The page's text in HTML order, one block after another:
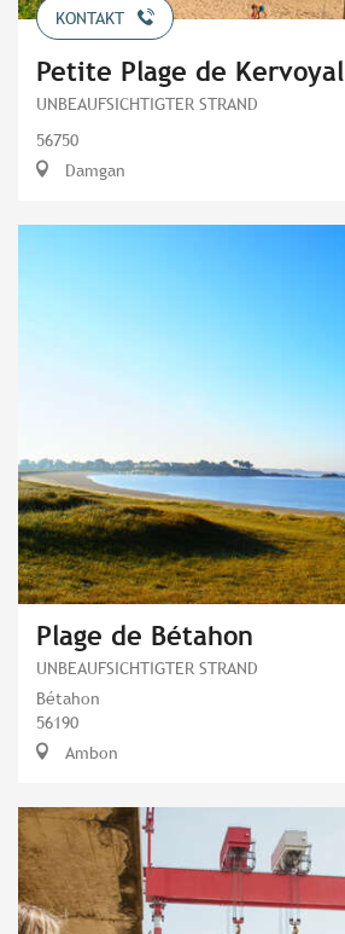
KONTAKT
Petite Plage de Kervoyal
UNBEAUFSICHTIGTER STRAND
56750
Damgan
Plage de Bétahon
UNBEAUFSICHTIGTER STRAND
Bétahon
56190
Ambon